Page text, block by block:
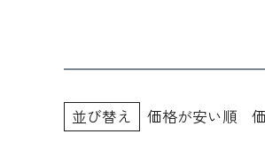
並び替え 価格が安い順